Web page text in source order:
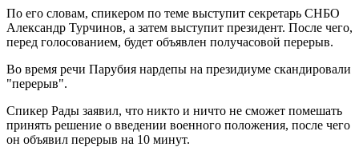
По его словам, спикером по теме выступит секретарь СНБО
Александр Турчинов, а затем выступит президент. После чего,
перед голосованием, будет объявлен получасовой перерыв.
Во время речи Парубия нардепы на президиуме скандировали
"перерыв".
Спикер Рады заявил, что никто и ничто не сможет помешать
принять решение о введении военного положения, после чего
он объявил перерыв на 10 минут.